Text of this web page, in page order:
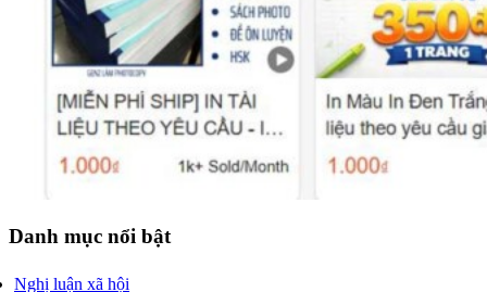
Danh mục nổi bật
Nghị luận xã hội